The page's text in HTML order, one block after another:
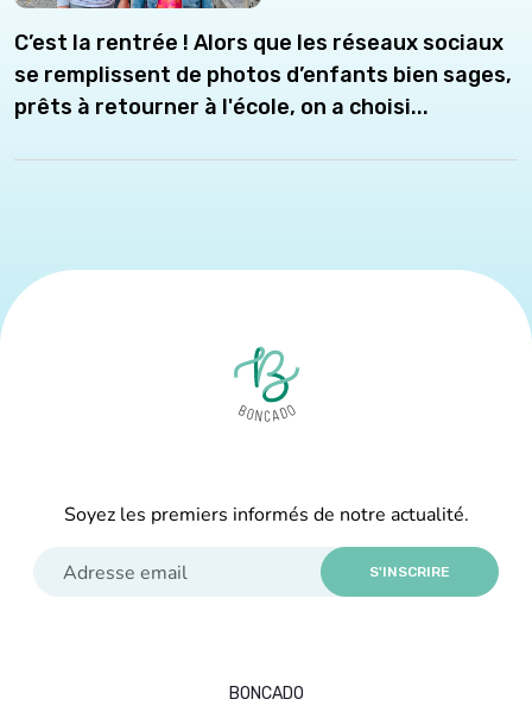
C’est la rentrée ! Alors que les réseaux sociaux
se remplissent de photos d’enfants bien sages,
prêts à retourner à l'école, on a choisi...
Soyez les premiers informés de notre actualité.
S'INSCRIRE
BONCADO